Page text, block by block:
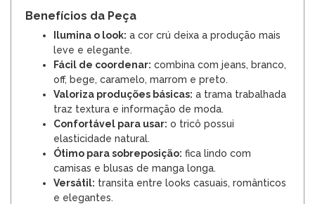
Benefícios da Peça
Ilumina o look: a cor crú deixa a produção mais
leve e elegante.
Fácil de coordenar: combina com jeans, branco,
off, bege, caramelo, marrom e preto.
Valoriza produções básicas: a trama trabalhada
traz textura e informação de moda.
Confortável para usar: o tricô possui
elasticidade natural.
Ótimo para sobreposição: fica lindo com
camisas e blusas de manga longa.
Versátil: transita entre looks casuais, românticos
e elegantes.